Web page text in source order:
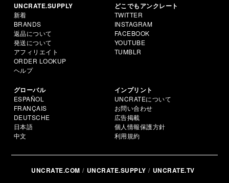
UNCRATE.SUPPLY
新着
BRANDS
返品について
発送について
アフィリエイト
ORDER LOOKUP
ヘルプ
どこでもアンクレート
TWITTER
INSTAGRAM
FACEBOOK
YOUTUBE
TUMBLR
グローバル
ESPAÑOL
FRANÇAIS
DEUTSCHE
日本語
中文
インプリント
UNCRATEについて
お問い合わせ
広告掲載
個人情報保護方針
利用規約
UNCRATE.COM UNCRATE.SUPPLY UNCRATE.TV